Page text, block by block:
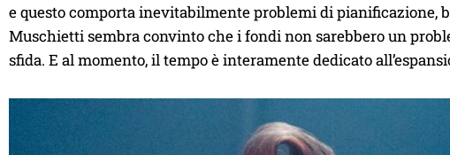
e questo comporta inevitabilmente problemi di
Muschietti sembra convinto che i fondi non sarebbero un
sfida. E al momento, il tempo è interamente dedicato